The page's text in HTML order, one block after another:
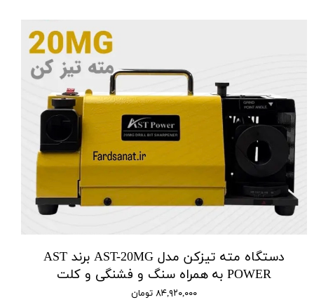
دستگاه مته تیزکن مدل AST-20MG برند AST
POWER به همراه سنگ و فشنگی و کلت
۸۴,۹۲۰,۰۰۰ تومان